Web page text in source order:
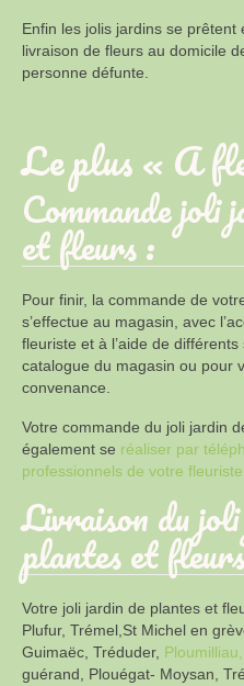
Enfin les jolis jardins se
livraison de fleurs au domicile
personne défunte.
Le plus « A
Commande joli
et fleurs :
Pour finir, la commande de
s’effectue au magasin, avec
fleuriste et à l’aide de
catalogue du magasin ou pour
convenance.
Votre commande du joli jardin
également se réaliser par
professionnels de votre fleuriste.
Livraison du
plantes et
Votre joli jardin de plantes et
Plufur, Trémel,St Michel en
Guimaëc, Tréduder, Ploumilliau,
guérand, Plouégat- Moysan,